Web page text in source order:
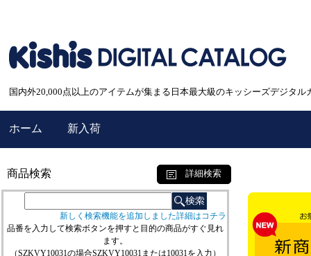
国内外20,000点以上のアイテムが集まる日本最大級のキッシーズデジタル
ホーム 新入荷
商品検索 詳細検索
新しく検索機能を追加しました詳細はコチラ
品番を入力して検索ボタンを押すと目的の商品がすぐ見れ
ます。
（SZKVY10031の場合SZKVY10031または10031を入力）